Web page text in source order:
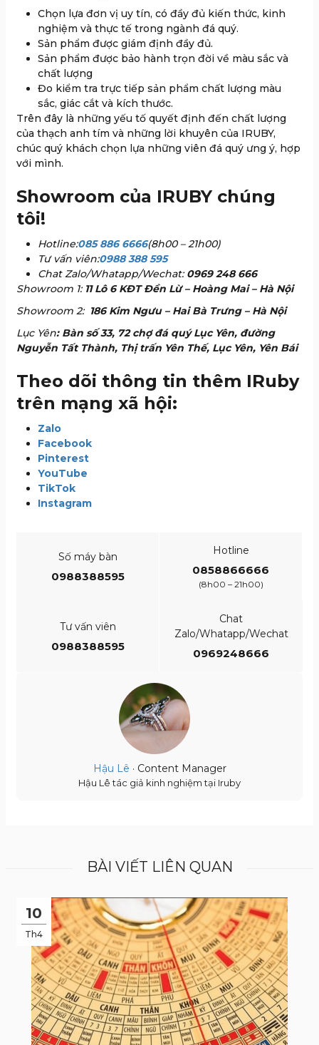
Chọn lựa đơn vị uy tín, có đầy đủ kiến thức, kinh
nghiệm và thực tế trong ngành đá quý.
Sản phẩm được giám định đầy đủ.
Sản phẩm được bảo hành trọn đời về màu sắc và
chất lượng
Đo kiểm tra trực tiếp sản phẩm chất lượng màu
sắc, giác cắt và kích thước.
Trên đây là những yếu tố quyết định đến chất lượng
của thạch anh tím và những lời khuyên của IRUBY,
chúc quý khách chọn lựa những viên đá quý ưng ý, hợp
với mình.
Showroom của IRUBY chúng
tôi!
Hotline:085 886 6666(8h00 – 21h00)
Tư vấn viên:0988 388 595
Chat Zalo/Whatapp/Wechat: 0969 248 666
Showroom 1: 11 Lô 6 KĐT Đền Lừ – Hoàng Mai – Hà Nội
Showroom 2: 186 Kim Ngưu – Hai Bà Trưng – Hà Nội
Lục Yên: Bàn số 33, 72 chợ đá quý Lục Yên, đường
Nguyễn Tất Thành, Thị trấn Yên Thế, Lục Yên, Yên Bái
Theo dõi thông tin thêm IRuby
trên mạng xã hội:
Zalo
Facebook
Pinterest
YouTube
TikTok
Instagram
Số máy bàn
0988388595
Hotline
0858866666
(8h00 – 21h00)
Tư vấn viên
0988388595
Chat
Zalo/Whatapp/Wechat
0969248666
Hậu Lê · Content Manager
Hậu Lê tác giả kinh nghiệm tại Iruby
BÀI VIẾT LIÊN QUAN
10
Th4